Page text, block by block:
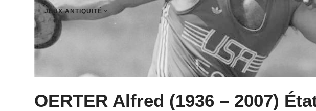
JEUX ANTIQUITÉ
OERTER Alfred (1936 – 2007)